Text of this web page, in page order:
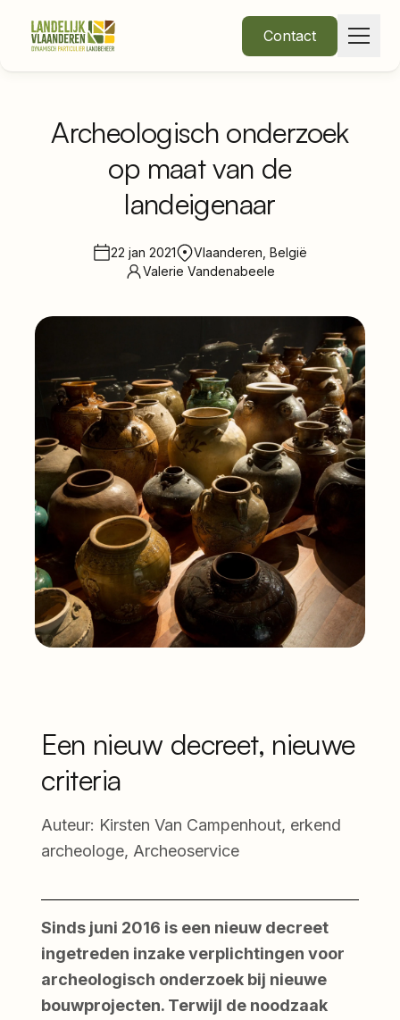
Contact
Nieuws
Word lidInloggen
Archeologisch onderzoek
op maat van de
landeigenaar
22 jan 2021
Vlaanderen, België
Valerie Vandenabeele
Een nieuw decreet, nieuwe
criteria
Auteur: Kirsten Van Campenhout, erkend
archeologe, Archeoservice
Sinds juni 2016 is een nieuw decreet
ingetreden inzake verplichtingen voor
archeologisch onderzoek bij nieuwe
bouwprojecten. Terwijl de noodzaak